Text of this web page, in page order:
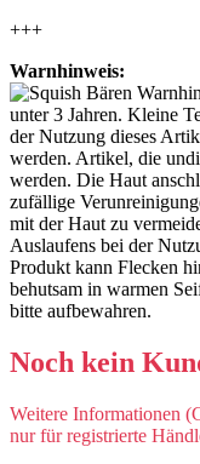
+++
Warnhinweis:
unter 3 Jahren. Kleine
der Nutzung dieses
werden. Artikel, die
werden. Die Haut
zufällige
mit der Haut zu
Auslaufens bei der
Produkt kann Flecken
behutsam in warmen
bitte aufbewahren.
Noch kein
Weitere Informationen
nur für registrierte